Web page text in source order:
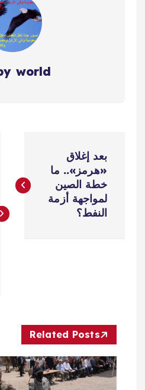
world
ص
م
ق
بعد إغلاق
«هرمز».. ما
خطة الصين
لمواجهة أزمة
النفط؟
Related Posts